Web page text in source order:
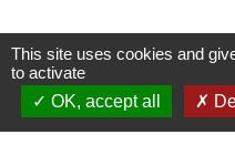
Contacts
Commune de Saint-
This site uses cookies and
to activate
OK, accept all